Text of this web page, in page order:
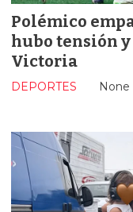
Polémico
hubo tensión
Victoria
None
DEPORTES